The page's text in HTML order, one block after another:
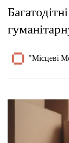
"Місцеві